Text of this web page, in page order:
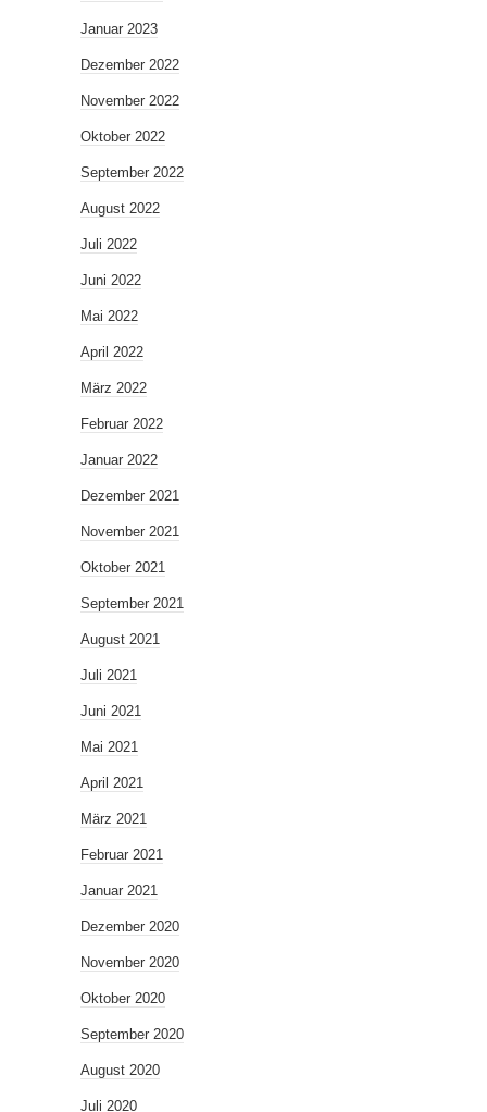
Januar 2023
Dezember 2022
November 2022
Oktober 2022
September 2022
August 2022
Juli 2022
Juni 2022
Mai 2022
April 2022
März 2022
Februar 2022
Januar 2022
Dezember 2021
November 2021
Oktober 2021
September 2021
August 2021
Juli 2021
Juni 2021
Mai 2021
April 2021
März 2021
Februar 2021
Januar 2021
Dezember 2020
November 2020
Oktober 2020
September 2020
August 2020
Juli 2020